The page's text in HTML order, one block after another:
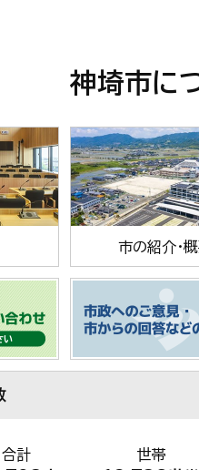
神埼市に
市の紹介・
合計 世帯